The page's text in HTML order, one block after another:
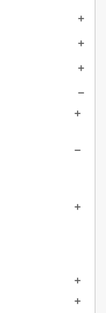
add
add
add
remove
add
remove
add
add
add